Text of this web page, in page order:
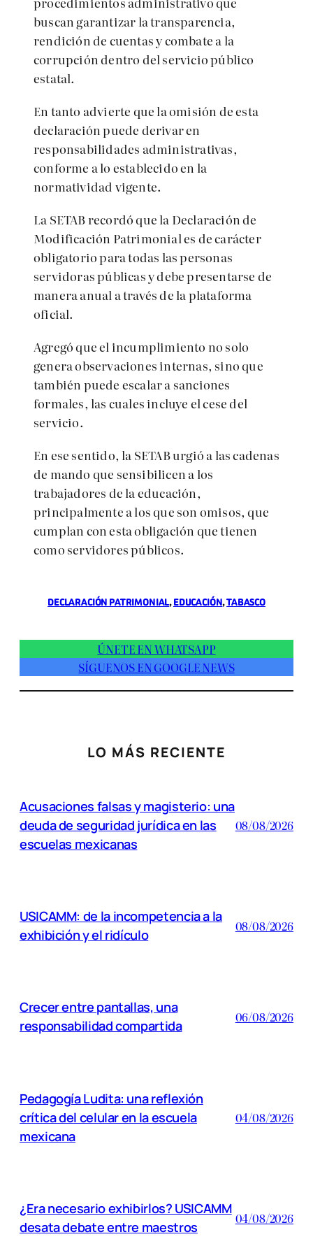
buscan garantizar la transparencia,
rendición de cuentas y combate a la
corrupción dentro del servicio público
estatal.
En tanto advierte que la omisión de esta
declaración puede derivar en
responsabilidades administrativas,
conforme a lo establecido en la
normatividad vigente.
La SETAB recordó que la Declaración de
Modificación Patrimonial es de carácter
obligatorio para todas las personas
servidoras públicas y debe presentarse de
manera anual a través de la plataforma
oficial.
Agregó que el incumplimiento no solo
genera observaciones internas, sino que
también puede escalar a sanciones
formales, las cuales incluye el cese del
servicio.
En ese sentido, la SETAB urgió a las cadenas
de mando que sensibilicen a los
trabajadores de la educación,
principalmente a los que son omisos, que
cumplan con esta obligación que tienen
como servidores públicos.
DECLARACIÓN PATRIMONIAL, EDUCACIÓN, TABASCO
ÚNETE EN WHATSAPP
SÍGUENOS EN GOOGLE NEWS
LO MÁS RECIENTE
Acusaciones falsas y magisterio: una
deuda de seguridad jurídica en las
escuelas mexicanas
08/08/2026
USICAMM: de la incompetencia a la
exhibición y el ridículo
08/08/2026
Crecer entre pantallas, una
responsabilidad compartida
06/08/2026
Pedagogía Ludita: una reflexión
crítica del celular en la escuela
mexicana
04/08/2026
¿Era necesario exhibirlos? USICAMM
desata debate entre maestros
04/08/2026